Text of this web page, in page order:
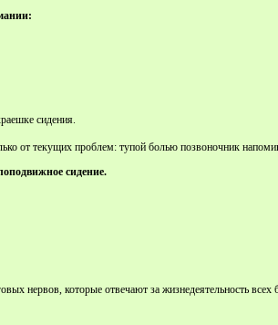
сидения.
от текущих проблем: тупой болью позвоночник
сидение.
нервов, которые отвечают за жизнедеятельность всех